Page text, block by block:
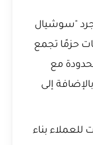
"سوشيال
حزمًا تجمع
مع
إلى
للعملاء بناء